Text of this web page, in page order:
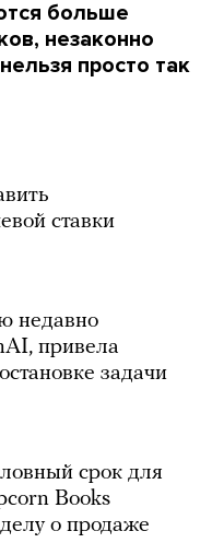
больше
незаконно
просто так
ставки
недавно
привела
задачи
срок для
Books
о продаже